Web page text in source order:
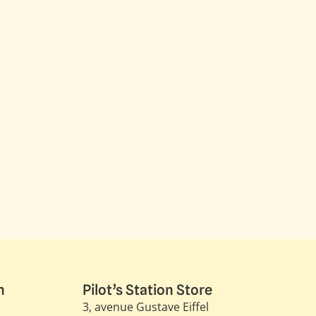
Pilot’s Station Store
3, avenue Gustave Eiffel​